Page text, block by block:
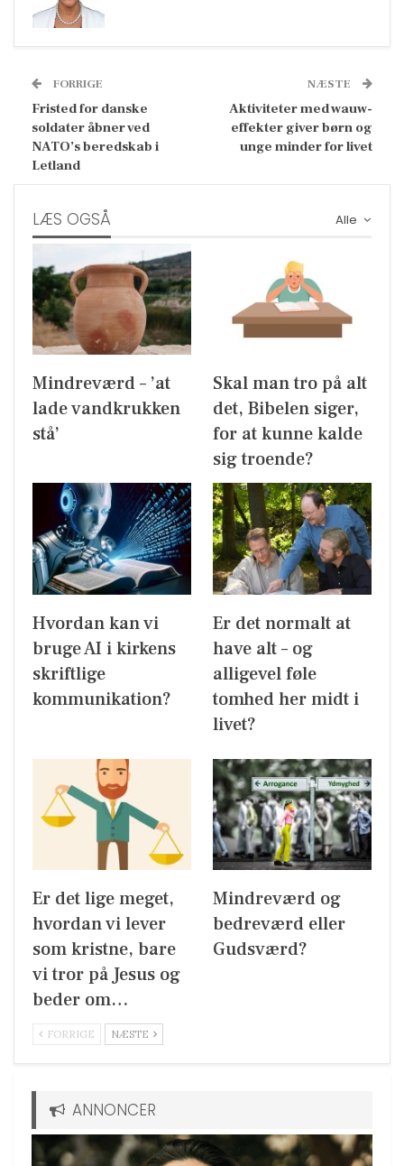
FORRIGE
Fristed for danske
soldater åbner ved
NATO’s beredskab i
Letland
NÆSTE
Aktiviteter med wauw-
effekter giver børn og
unge minder for livet
Alle
LÆS OGSÅ
Mindreværd – ’at
lade vandkrukken
stå’
Skal man tro på alt
det, Bibelen siger,
for at kunne kalde
sig troende?
Hvordan kan vi
bruge AI i kirkens
skriftlige
kommunikation?
Er det normalt at
have alt – og
alligevel føle
tomhed her midt i
livet?
Er det lige meget,
hvordan vi lever
som kristne, bare
vi tror på Jesus og
beder om…
Mindreværd og
bedreværd eller
Gudsværd?
FORRIGE NÆSTE
ANNONCER